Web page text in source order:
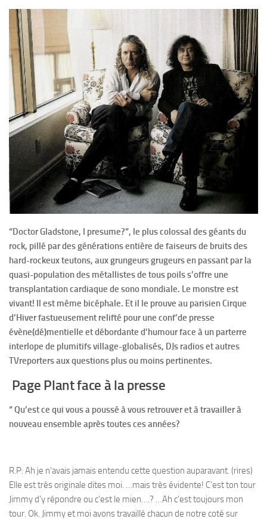
“Doctor Gladstone, I presume?”, le plus colossal des géants du
rock, pillé par des générations entière de faiseurs de bruits des
hard-rockeux teutons, aux grungeurs grugeurs en passant par la
quasi-population des métallistes de tous poilss’offre une
transplantation cardiaque de sono mondiale. Le monstre est
vivant! Il est même bicéphale. Et il le prouve au parisien Cirque
d’Hiver fastueusement relifté pour une conf’de presse
évène(dé)mentielle et débordante d’humour face à un parterre
interlope de plumitifs village-globalisés, DJs radios et autres
TVreporters aux questions plus ou moins pertinentes.
Page Plant face à la presse
“ Qu’est ce qui vous a poussé à vous retrouver et à travailler à
nouveau ensemble après toutes ces années?
R.P: Ah je n’avais jamais entendu cette question auparavant. (rires)
Elle est très originale dites moi. …mais très évidente! C’est ton tour
Jimmy d’y répondre ou c’est le mien….? …Ah c’est toujours mon
tour. Ok. Jimmy et moi avons travaillé chacun de notre coté sur